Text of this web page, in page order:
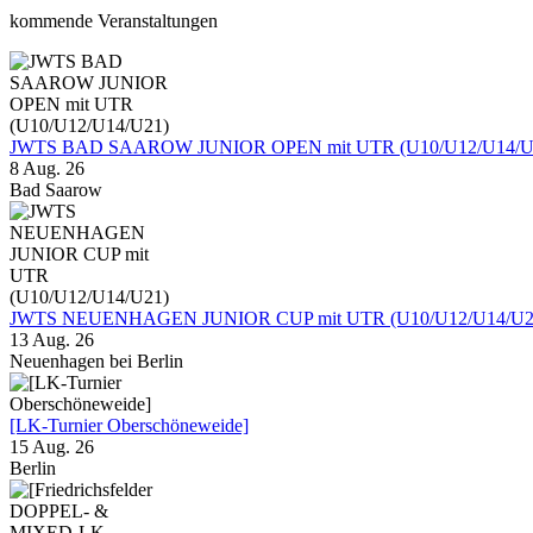
kommende Veranstaltungen
JWTS BAD SAAROW JUNIOR OPEN mit UTR (U10/U12/U14/
8 Aug. 26
Bad Saarow
JWTS NEUENHAGEN JUNIOR CUP mit UTR (U10/U12/U14/
13 Aug. 26
Neuenhagen bei Berlin
[LK-Turnier Oberschöneweide]
15 Aug. 26
Berlin